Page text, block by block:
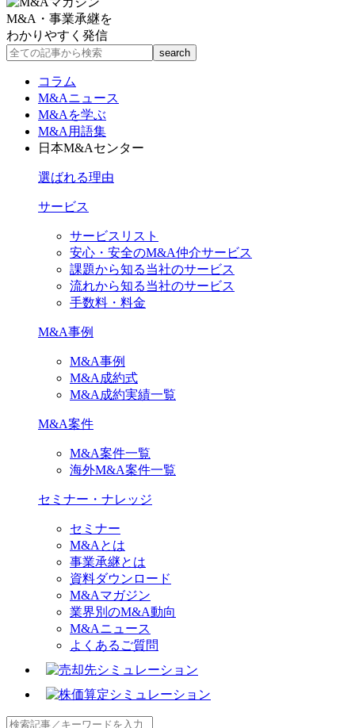
M&A・事業承継を
わかりやすく発信
コラム
M&Aニュース
M&Aを学ぶ
M&A用語集
日本M&Aセンター
選ばれる理由
サービス
サービスリスト
安心・安全のM&A仲介サービス
課題から知る当社のサービス
流れから知る当社のサービス
手数料・料金
M&A事例
M&A事例
M&A成約式
M&A成約実績一覧
M&A案件
M&A案件一覧
海外M&A案件一覧
セミナー・ナレッジ
セミナー
M&Aとは
事業承継とは
資料ダウンロード
M&Aマガジン
業界別のM&A動向
M&Aニュース
よくあるご質問